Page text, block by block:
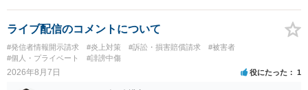
ライブ配信のコメントについて
#発信者情報開示請求 #炎上対策 #訴訟・損害賠償請求
#被害者
#個人・プライベート
#誹謗中傷
2026年8月7日 役にたった 1